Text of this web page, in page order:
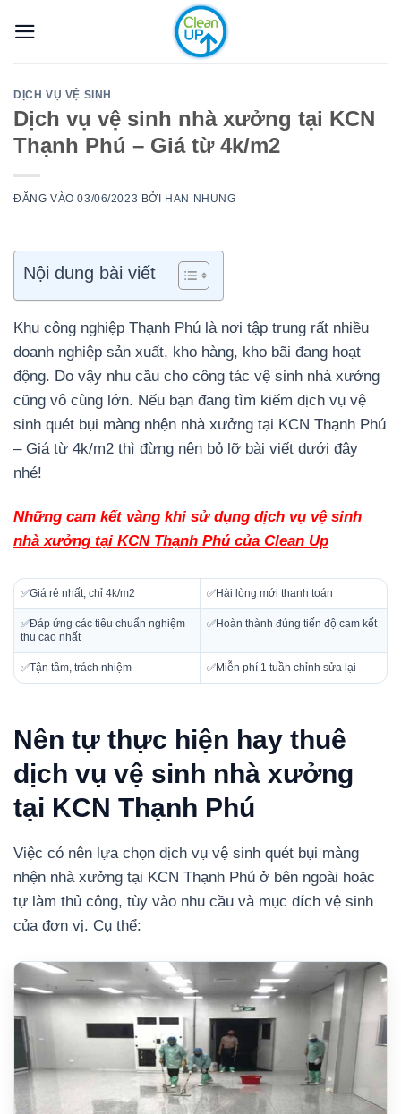
qua
DỊCH VỤ VỆ SINH
Dịch vụ vệ sinh nhà xưởng tại KCN
Thạnh Phú – Giá từ 4k/m2
ĐĂNG VÀO03/06/2023 BỞI HAN NHUNG
Nội dung bài viết
Khu công nghiệp Thạnh Phú là nơi tập trung rất nhiều
doanh nghiệp sản xuất, kho hàng, kho bãi đang hoạt
động. Do vậy nhu cầu cho công tác vệ sinh nhà xưởng
cũng vô cùng lớn. Nếu bạn đang tìm kiếm dịch vụ vệ
sinh quét bụi màng nhện nhà xưởng tại KCN Thạnh Phú
– Giá từ 4k/m2 thì đừng nên bỏ lỡ bài viết dưới đây
nhé!
Những cam kết vàng khi sử dụng dịch vụ vệ sinh
nhà xưởng tại KCN Thạnh Phú của Clean Up
✅Giá rẻ nhất, chỉ 4k/m2 ✅Hài lòng mới thanh toán
✅Đáp ứng các tiêu chuẩn nghiệm
thu cao nhất
✅Hoàn thành đúng tiến độ cam kết
✅Tận tâm, trách nhiệm ✅Miễn phí 1 tuần chỉnh sửa lại
Nên tự thực hiện hay thuê
dịch vụ vệ sinh nhà xưởng
tại KCN Thạnh Phú
Việc có nên lựa chọn dịch vụ vệ sinh quét bụi màng
nhện nhà xưởng tại KCN Thạnh Phú ở bên ngoài hoặc
tự làm thủ công, tùy vào nhu cầu và mục đích vệ sinh
của đơn vị. Cụ thể: